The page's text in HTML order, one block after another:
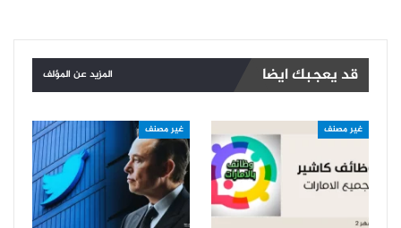
قد يعجبك ايضا المزيد عن المؤلف
غير مصنف غير مصنف